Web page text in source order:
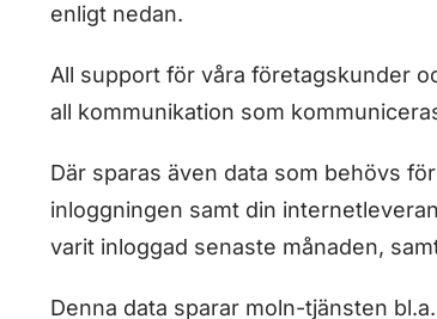
enligt nedan.
All support för våra företagskunder
all kommunikation som
Där sparas även data som behövs
inloggningen samt din
varit inloggad senaste månaden,
Denna data sparar moln-tjänsten